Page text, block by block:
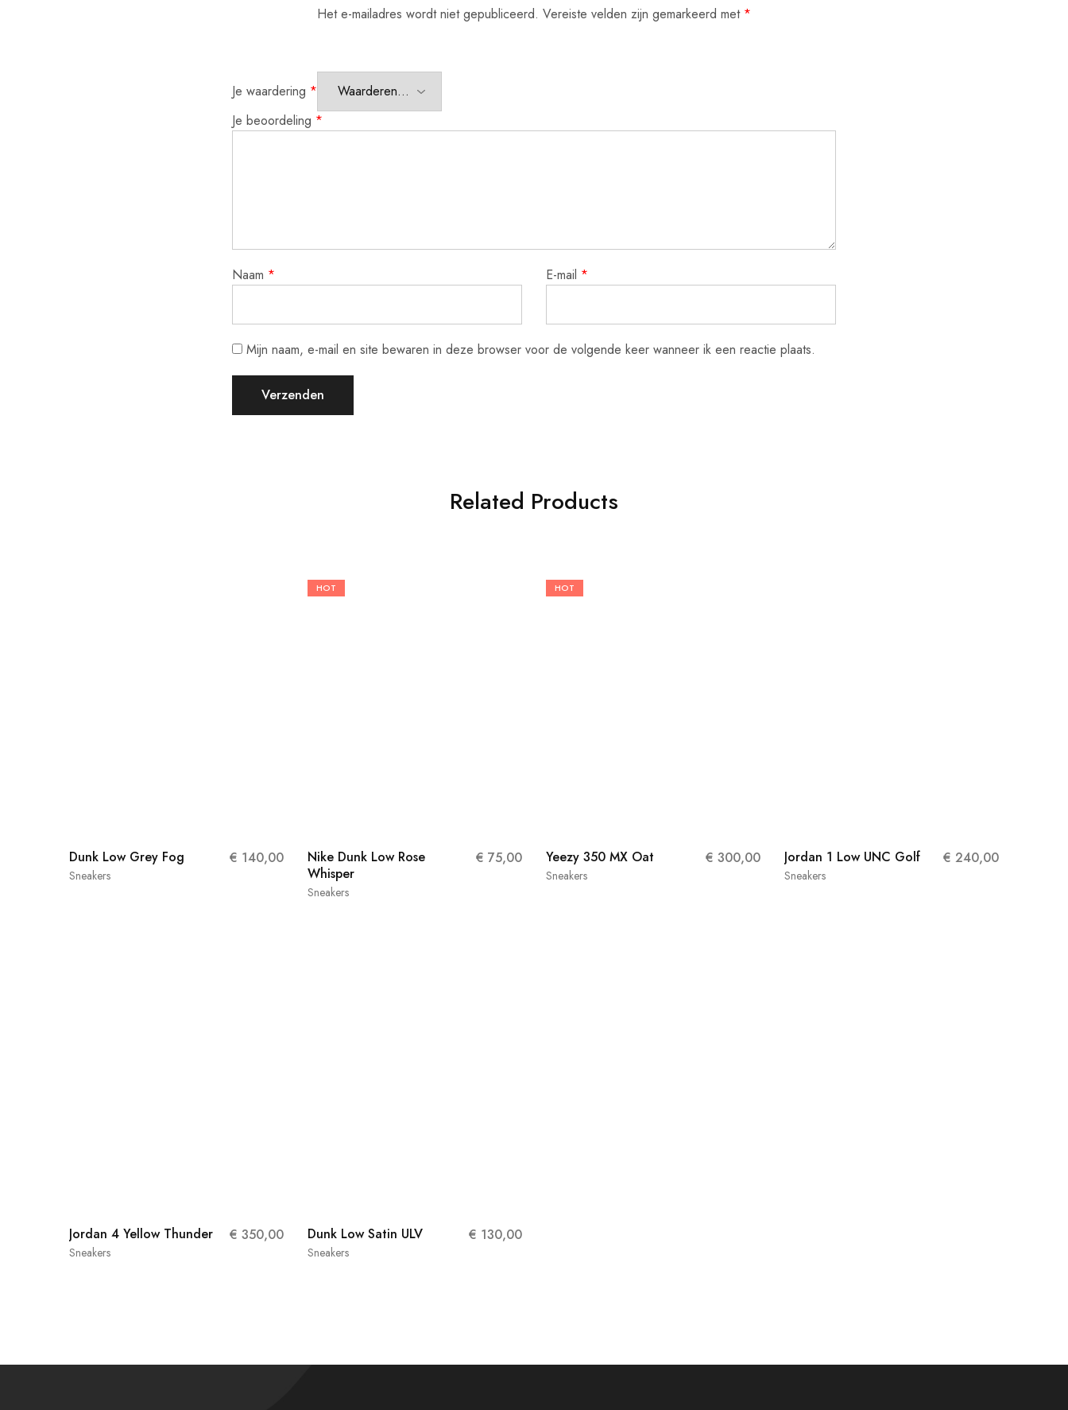
Het e-mailadres wordt niet gepubliceerd. Vereiste velden zijn gemarkeerd met *
Je waardering *
Je beoordeling *
Naam * E-mail *
Mijn naam, e-mail en site bewaren in deze browser voor de volgende keer wanneer ik een reactie plaats.
Related Products
Sneakers
Dunk Low Grey Fog € 140,00
HOT
Sneakers
Nike Dunk Low Rose
Whisper
€ 75,00
HOT
Sneakers
Yeezy 350 MX Oat € 300,00
Sneakers
Jordan 1 Low UNC Golf € 240,00
Sneakers
Jordan 4 Yellow Thunder € 350,00
Sneakers
Dunk Low Satin ULV € 130,00